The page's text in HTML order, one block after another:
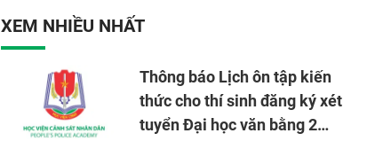
nhiệm vụ được giao
XEM NHIỀU NHẤT
Thông báo Lịch ôn tập kiến
thức cho thí sinh đăng ký xét
tuyển Đại học văn bằng 2